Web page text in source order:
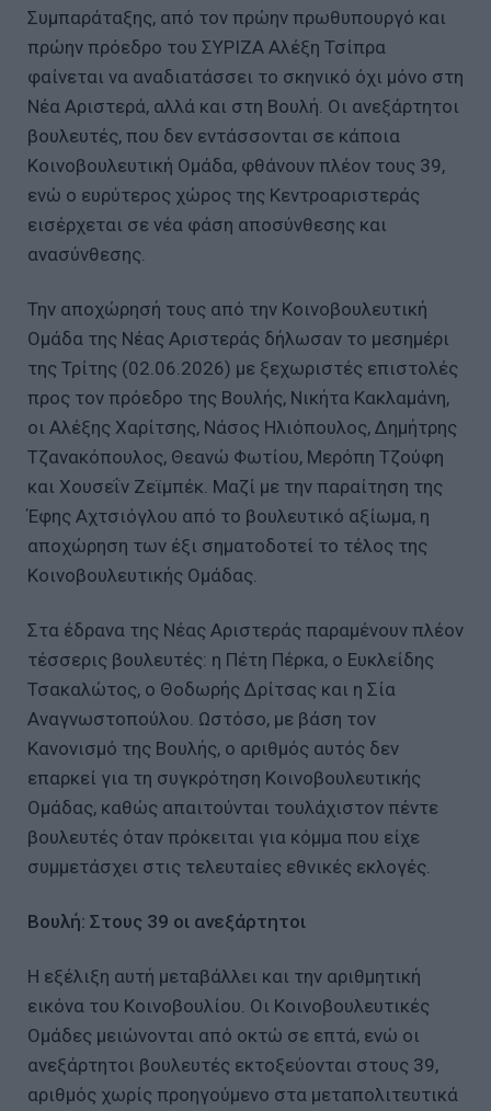
Συμπαράταξης, από τον πρώην πρωθυπουργό και
πρώην πρόεδρο του ΣΥΡΙΖΑ Αλέξη Τσίπρα
φαίνεται να αναδιατάσσει το σκηνικό όχι μόνο στη
Νέα Αριστερά, αλλά και στη Βουλή. Οι ανεξάρτητοι
βουλευτές, που δεν εντάσσονται σε κάποια
Κοινοβουλευτική Ομάδα, φθάνουν πλέον τους 39,
ενώ ο ευρύτερος χώρος της Κεντροαριστεράς
εισέρχεται σε νέα φάση αποσύνθεσης και
ανασύνθεσης.
Την αποχώρησή τους από την Κοινοβουλευτική
Ομάδα της Νέας Αριστεράς δήλωσαν το μεσημέρι
της Τρίτης (02.06.2026) με ξεχωριστές επιστολές
προς τον πρόεδρο της Βουλής, Νικήτα Κακλαμάνη,
οι Αλέξης Χαρίτσης, Νάσος Ηλιόπουλος, Δημήτρης
Τζανακόπουλος, Θεανώ Φωτίου, Μερόπη Τζούφη
και Χουσεΐν Ζεϊμπέκ. Μαζί με την παραίτηση της
Έφης Αχτσιόγλου από το βουλευτικό αξίωμα, η
αποχώρηση των έξι σηματοδοτεί το τέλος της
Κοινοβουλευτικής Ομάδας.
Στα έδρανα της Νέας Αριστεράς παραμένουν πλέον
τέσσερις βουλευτές: η Πέτη Πέρκα, ο Ευκλείδης
Τσακαλώτος, ο Θοδωρής Δρίτσας και η Σία
Αναγνωστοπούλου. Ωστόσο, με βάση τον
Κανονισμό της Βουλής, ο αριθμός αυτός δεν
επαρκεί για τη συγκρότηση Κοινοβουλευτικής
Ομάδας, καθώς απαιτούνται τουλάχιστον πέντε
βουλευτές όταν πρόκειται για κόμμα που είχε
συμμετάσχει στις τελευταίες εθνικές εκλογές.
Βουλή: Στους 39 οι ανεξάρτητοι
Η εξέλιξη αυτή μεταβάλλει και την αριθμητική
εικόνα του Κοινοβουλίου. Οι Κοινοβουλευτικές
Ομάδες μειώνονται από οκτώ σε επτά, ενώ οι
ανεξάρτητοι βουλευτές εκτοξεύονται στους 39,
αριθμός χωρίς προηγούμενο στα μεταπολιτευτικά